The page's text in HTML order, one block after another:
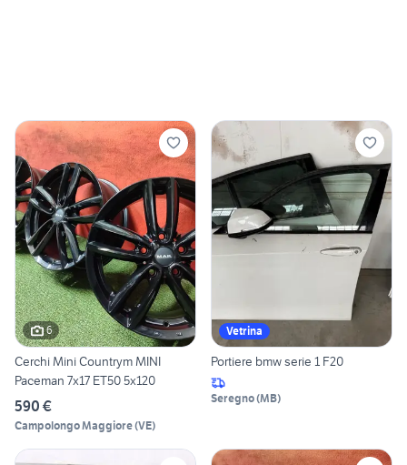
6
Cerchi Mini Countrym MINI
Paceman 7x17 ET50 5x120
590 €
Campolongo Maggiore(VE)
Vetrina
Portiere bmw serie 1 F20
Seregno(MB)